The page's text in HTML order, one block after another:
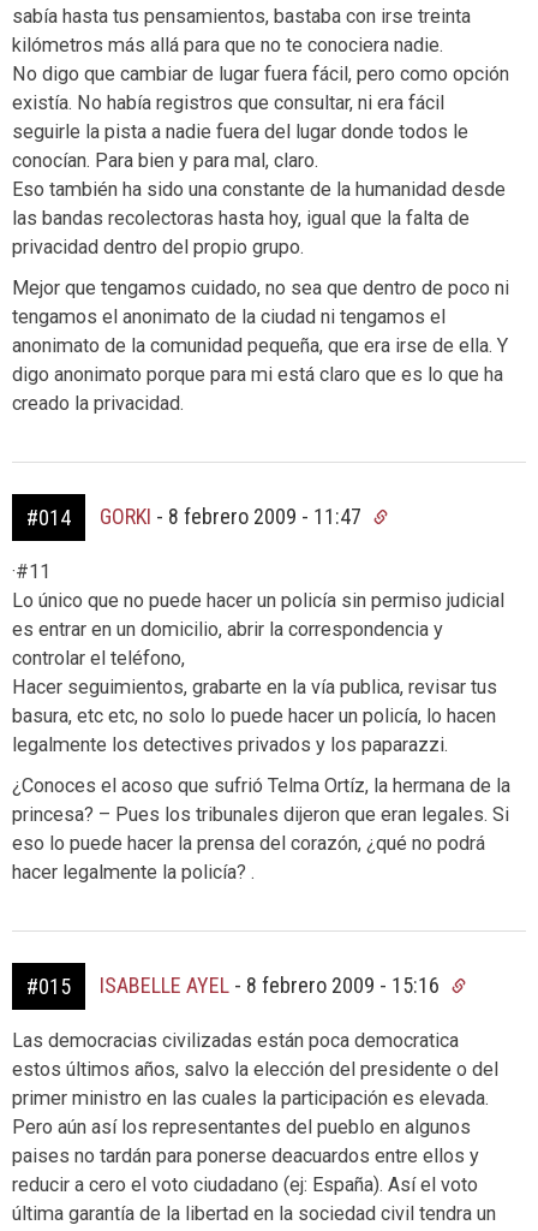
sabía hasta tus pensamientos, bastaba con irse treinta
kilómetros más allá para que no te conociera nadie.
No digo que cambiar de lugar fuera fácil, pero como opción
existía. No había registros que consultar, ni era fácil
seguirle la pista a nadie fuera del lugar donde todos le
conocían. Para bien y para mal, claro.
Eso también ha sido una constante de la humanidad desde
las bandas recolectoras hasta hoy, igual que la falta de
privacidad dentro del propio grupo.
Mejor que tengamos cuidado, no sea que dentro de poco ni
tengamos el anonimato de la ciudad ni tengamos el
anonimato de la comunidad pequeña, que era irse de ella. Y
digo anonimato porque para mi está claro que es lo que ha
creado la privacidad.
#014 GORKI - 8 febrero 2009 - 11:47
·#11
Lo único que no puede hacer un policía sin permiso judicial
es entrar en un domicilio, abrir la correspondencia y
controlar el teléfono,
Hacer seguimientos, grabarte en la vía publica, revisar tus
basura, etc etc, no solo lo puede hacer un policía, lo hacen
legalmente los detectives privados y los paparazzi.
¿Conoces el acoso que sufrió Telma Ortíz, la hermana de la
princesa? – Pues los tribunales dijeron que eran legales. Si
eso lo puede hacer la prensa del corazón, ¿qué no podrá
hacer legalmente la policía? .
#015 ISABELLE AYEL - 8 febrero 2009 - 15:16
Las democracias civilizadas están poca democratica
estos últimos años, salvo la elección del presidente o del
primer ministro en las cuales la participación es elevada.
Pero aún así los representantes del pueblo en algunos
paises no tardán para ponerse deacuardos entre ellos y
reducir a cero el voto ciudadano (ej: España). Así el voto
última garantía de la libertad en la sociedad civil tendra un